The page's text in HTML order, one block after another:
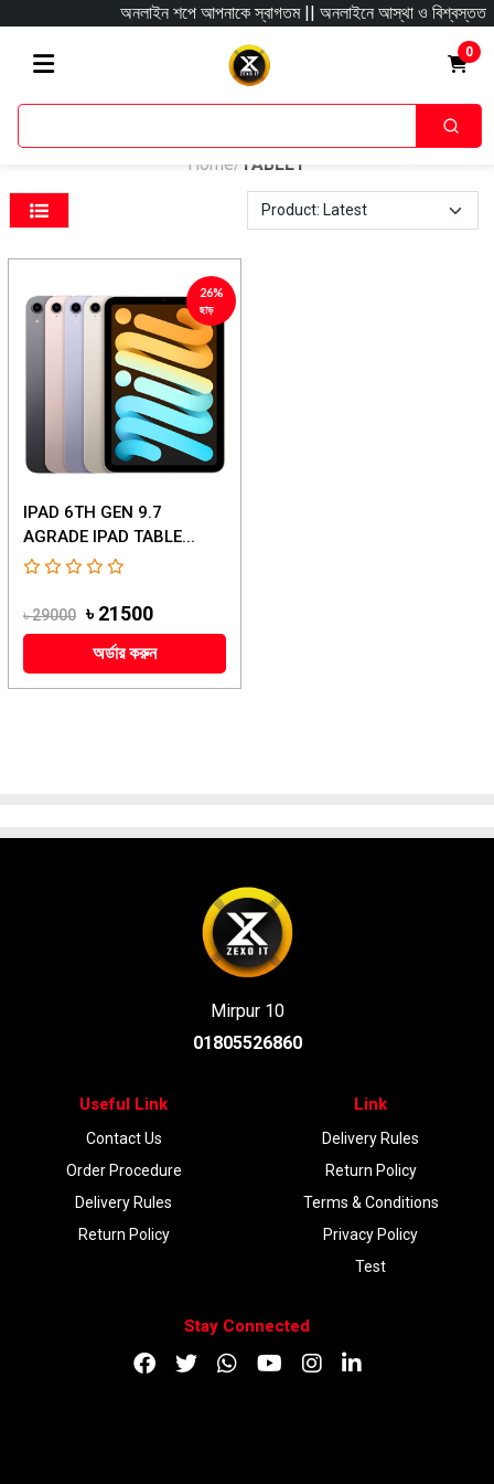
অনলাইন শপে আপনাকে স্বাগতম || অনলাইনে আস্থা ও বিশ্বস্ততার
0
Home/ TABLET
26%
ছাড়
IPAD 6TH GEN 9.7
AGRADE IPAD TABLE...
৳ 29000 ৳ 21500
অর্ডার করুন
Mirpur 10
01805526860
Useful Link
Contact Us
Order Procedure
Delivery Rules
Return Policy
Link
Delivery Rules
Return Policy
Terms & Conditions
Privacy Policy
Test
Stay Connected